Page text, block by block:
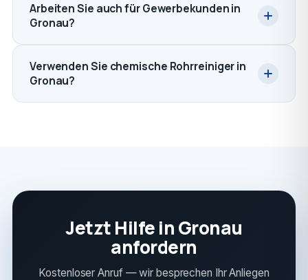
Arbeiten Sie auch für Gewerbekunden in
Gronau?
Verwenden Sie chemische Rohrreiniger in
Gronau?
Jetzt Hilfe in Gronau
anfordern
Kostenloser Anruf — wir besprechen Ihr Anliegen